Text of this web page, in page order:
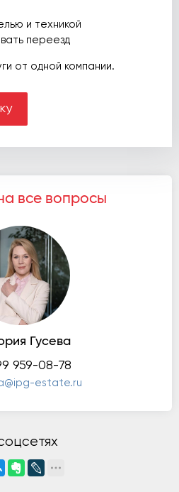
и техникой
переезд
от одной компании.
все вопросы
Гусева
959-08-78
estate.ru